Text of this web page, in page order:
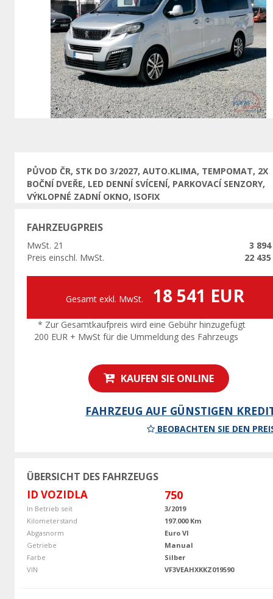
Vorherige
PŮVOD ČR, STK DO 3/2027, AUTO.KLIMA, TEMPOMAT, 2X
BOČNÍ DVEŘE, LED DENNÍ SVÍCENÍ, PARKOVACÍ SENZORY,
VÝKLOPNÉ ZADNÍ OKNO, ISOFIX
FAHRZEUGPREIS
MwSt. 21
3 894
Preis einschl. MwSt.
22 435
Gesamt exkl. MwSt. 18 541 EUR
* Zur Gesamtkaufpreis wird eine Gebühr hinzugefügt
200 EUR + MwSt für die Ummeldung des Fahrzeugs
KAUFEN SIE ONLINE
FAHRZEUG AUF GÜNSTIGEN
BEOBACHTEN SIE DEN
ÜBERSICHT DES FAHRZEUGS
ID VOZIDLA 750
In Betrieb seit
3/2019
Kilometerstand
197.000 Km
Abgasnorm
Euro VI
Getriebe
Manual
Farbe
Silber
VIN
VF3VEAHXKKZ019590